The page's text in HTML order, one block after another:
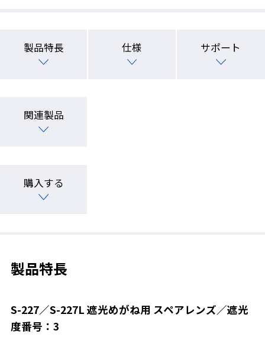
製品特長 仕様 サポート
関連製品
購入する
製品特長
S-227／S-227L 遮光めがね用 スペアレンズ／遮光
度番号：3